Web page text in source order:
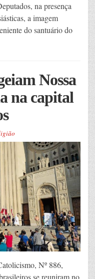
na presença
a imagem
do santuário do
Nossa
na capital
Nº 886,
se reuniram no